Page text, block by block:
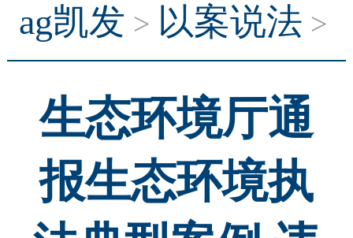
ag凯发 > 以案说法 >
生态环境厅通
报生态环境执